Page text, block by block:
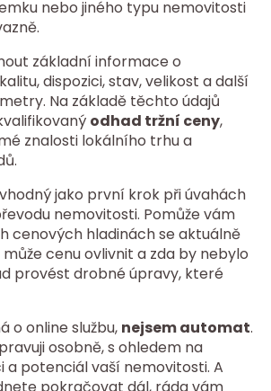
nebo jiného typu nemovitosti
základní informace o
dispozici, stav, velikost a další
Na základě těchto údajů
odhad tržní ceny,
znalosti lokálního trhu a
jako první krok při úvahách
nemovitosti. Pomůže vám
cenových hladinách se aktuálně
cenu ovlivnit a zda by nebylo
provést drobné úpravy, které
o online službu, nejsem automat.
osobně, s ohledem na
a potenciál vaší nemovitosti. A